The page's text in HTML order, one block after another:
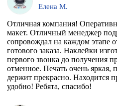
Елена М.
Отличная компания!
макет. Отличный менеджер
сопровождал на каждом этапе
готового заказа. Наклейки
первого звонка до получения
отменное. Печать очень яркая,
держит прекрасно. Находится
удобно! Ребята, спасибо!